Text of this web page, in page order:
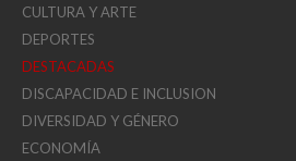
CULTURA Y ARTE
DEPORTES
DESTACADAS
DISCAPACIDAD E INCLUSION
DIVERSIDAD Y GÉNERO
ECONOMÍA